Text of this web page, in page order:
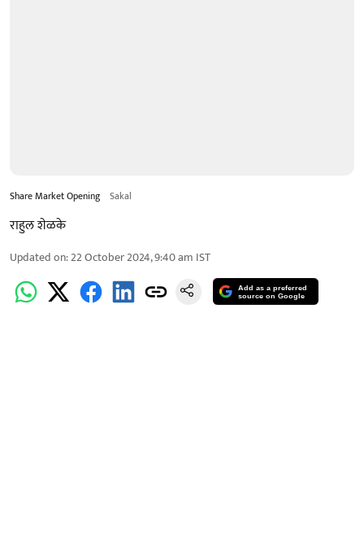
Share Market Opening Sakal
राहुल शेळके
Updated on:22 October 2024, 9:40 am IST
Add as a preferred
source on Google